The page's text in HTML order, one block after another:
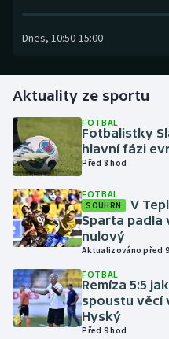
Florbal
Golf
Gymnastika
Házená
Jezdectví
Judo
Krasobruslení
Dnes, 10:50-15:00
Aktuality ze sportu
FOTBAL
Fotbalistky
hlavní fázi
Před 8 hod
FOTBAL
SOUHRN
V
Sparta padla
nulový
Aktualizováno před
FOTBAL
Remíza 5:5
spoustu věcí
Hyský
Před 9 hod